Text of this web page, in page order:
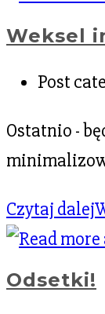
Weksel
Post
Ostatnio -
Czytaj dalej
Odsetki!